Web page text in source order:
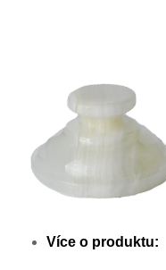
Více o produktu: